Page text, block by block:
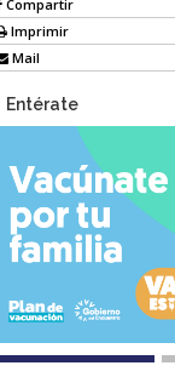
Compartir
Imprimir
Mail
Entérate